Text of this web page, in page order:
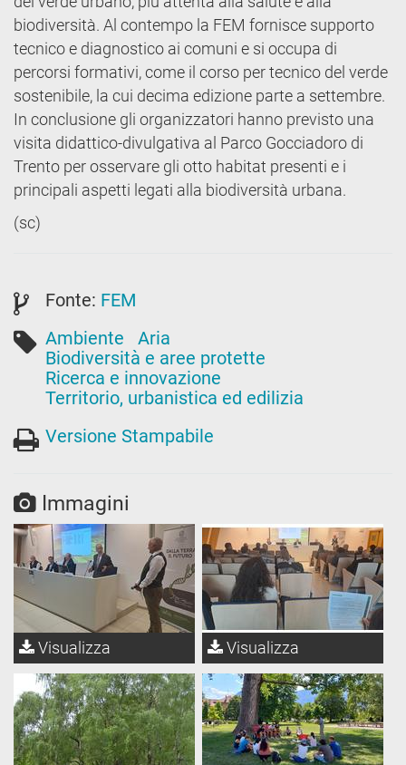
biodiversità. Al contempo la FEM fornisce supporto
tecnico e diagnostico ai comuni e si occupa di
percorsi formativi, come il corso per tecnico del verde
sostenibile, la cui decima edizione parte a settembre.
In conclusione gli organizzatori hanno previsto una
visita didattico-divulgativa al Parco Gocciadoro di
Trento per osservare gli otto habitat presenti e i
principali aspetti legati alla biodiversità urbana.
(sc)
Fonte: FEM
Ambiente
Aria
Biodiversità e aree protette
Ricerca e innovazione
Territorio, urbanistica ed edilizia
Versione Stampabile
Immagini
Visualizza Visualizza